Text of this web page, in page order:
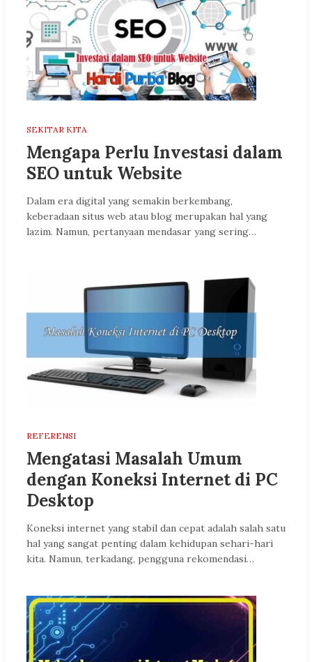
SEKITAR KITA
Mengapa Perlu Investasi dalam
SEO untuk Website
Dalam era digital yang semakin berkembang,
keberadaan situs web atau blog merupakan hal yang
lazim. Namun, pertanyaan mendasar yang sering…
REFERENSI
Mengatasi Masalah Umum
dengan Koneksi Internet di PC
Desktop
Koneksi internet yang stabil dan cepat adalah salah satu
hal yang sangat penting dalam kehidupan sehari-hari
kita. Namun, terkadang, pengguna rekomendasi…